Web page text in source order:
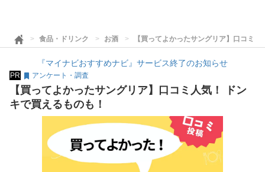
食品・ドリンク お酒 【買ってよかったサングリア】口コミ
『マイナビおすすめナビ』サービス終了のお知らせ
PR アンケート・調査
【買ってよかったサングリア】口コミ人気！ ドン
キで買えるものも！